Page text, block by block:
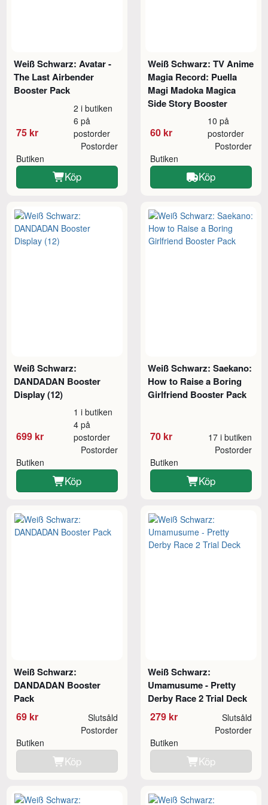
Weiß Schwarz: Avatar -
The Last Airbender
Booster Pack
75 kr
2 i butiken
6 på
postorder
Butiken
Postorder
Köp
Weiß Schwarz: TV Anime
Magia Record: Puella
Magi Madoka Magica
Side Story Booster
60 kr
10 på
postorder
Butiken
Postorder
Köp
Weiß Schwarz:
DANDADAN Booster
Display (12)
699 kr
1 i butiken
4 på
postorder
Butiken
Postorder
Köp
Weiß Schwarz: Saekano:
How to Raise a Boring
Girlfriend Booster Pack
70 kr 17 i butiken
Butiken
Postorder
Köp
Weiß Schwarz:
DANDADAN Booster
Pack
69 kr Slutsåld
Butiken
Postorder
Köp
Weiß Schwarz:
Umamusume - Pretty
Derby Race 2 Trial Deck
279 kr Slutsåld
Butiken
Postorder
Köp